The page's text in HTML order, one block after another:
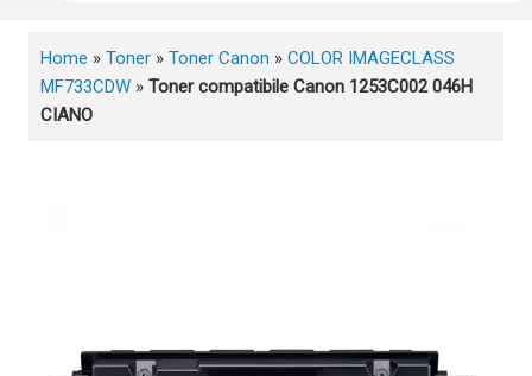
Home » Toner » Toner Canon » COLOR IMAGECLASS
MF733CDW » Toner compatibile Canon 1253C002 046H
CIANO